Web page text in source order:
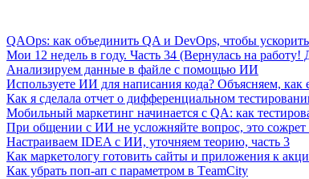
QAOps: как объединить QA и DevOps, чтобы ускорить
Мои 12 недель в году. Часть 34 (Вернулась на
Анализируем данные в файле с помощью ИИ
Используете ИИ для написания кода? Объясняем, как
Как я сделала отчет о дифференциальном
Мобильный маркетинг начинается с QA: как
При общении с ИИ не усложняйте вопрос, это
Настраиваем IDEA с ИИ, уточняем теорию, часть 3
Как маркетологу готовить сайты и приложения к
Как убрать поп-ап с параметром в ТeamСity